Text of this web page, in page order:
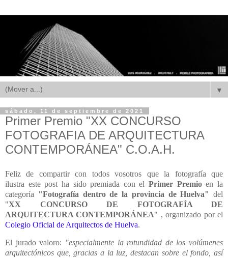
▼
sábado, 11 de septiembre de 2021
Primer Premio "XX CONCURSO
FOTOGRAFIA DE ARQUITECTURA
CONTEMPORÁNEA" C.O.A.H.
Feliz de compartir con todos vosotros que la fotografía que
ilustra este post ha sido premiada con elPrimer Premioen la
categoría "Fotografía dentro de la provincia de Huelva" del
"XX CONCURSO DE FOTOGRAFÍA DE
ARQUITECTURA CONTEMPORÁNEA" , organizado por el
Colegio Oficial de Arquitectos de Huelva.
El jurado valoro: "especialmente la rotundidad de los volúmenes
arquitectónicos que, gracias a la luz, destacan sobre el fondo, así